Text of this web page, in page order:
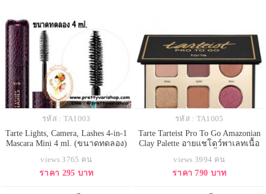
รหัส : TA1003
Tarte Lights, Camera, Lashes 4-in-1
Mascara Mini 4 ml. (ขนาดทดลอง)
คุณสมบัติโดดเด่น 4 ประการไว้ใน
แท่งเดียว ทั้งต่อขนตาให้ยาว เพิ่ม
views 3765 คน
ราคา 295 บาท
รหัส : TA1005
Tarte Tarteist Pro To Go Amazonian
Clay Palette อายแชโดว์พาเลทเนื้อ
ประกายชิมเมอร์ 3 เฉดสี มาพร้อม
เม็ดสีติดแน่นทนนาน ด้วยเฉดสีที่
views 3994 คน
ราคา 790 บาท